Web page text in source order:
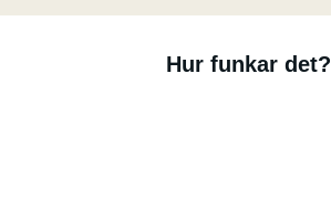
Hur funkar det?